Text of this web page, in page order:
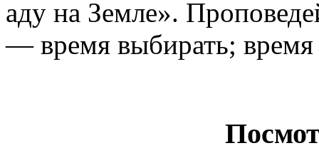
аду на Земле».
— время выбирать; время